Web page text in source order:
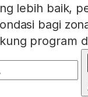
lebih baik,
bagi
program